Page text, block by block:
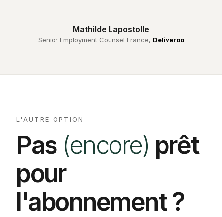
Mathilde Lapostolle
Senior Employment Counsel France, Deliveroo
L'AUTRE OPTION
Pas (encore) prêt
pour
l'abonnement?